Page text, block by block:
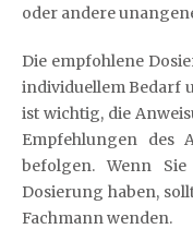
oder andere
Die empfohlene
individuellem Bedarf
ist wichtig, die
Empfehlungen des
befolgen. Wenn
Dosierung haben,
Fachmann wenden.